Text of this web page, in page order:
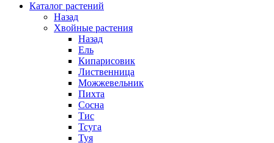
Каталог растений
Назад
Хвойные растения
Назад
Ель
Кипарисовик
Лиственница
Можжевельник
Пихта
Сосна
Тис
Тсуга
Туя